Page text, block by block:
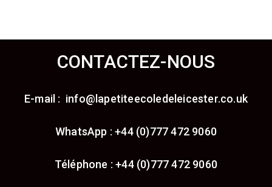
CONTACTEZ-NOUS
E-mail : info@lapetiteecoledeleicester.co.uk
WhatsApp : +44 (0)777 472 9060
Téléphone : +44 (0)777 472 9060